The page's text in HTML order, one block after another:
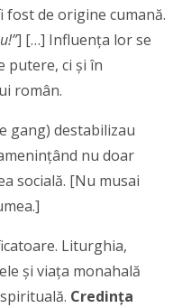
de origine cumană.
] […] Influența lor se
putere, ci și în
român.
gang) destabilizau
nu doar
socială. [Nu musai
Liturghia,
și viața monahală
Credința